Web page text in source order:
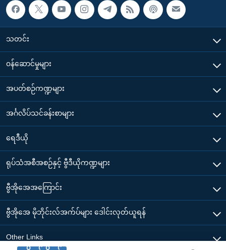
သတင်း
၀န်ဆောင်မှုများ
အပတ်စဉ်ကဏ္ဍများ
အင်္ဂလိပ်သင်ခန်းစာများ
ရေဒီယို
ရုပ်သံအစီအစဉ်နှင့် ဗွီဒီယိုကဏ္ဍများ
ဗွီအိုအေအကြောင်း
ဗွီအိုအေ မိုဘိုင်းလ်အက်ပ်များ ဒေါင်းလုတ်ယူရန်
Other Links